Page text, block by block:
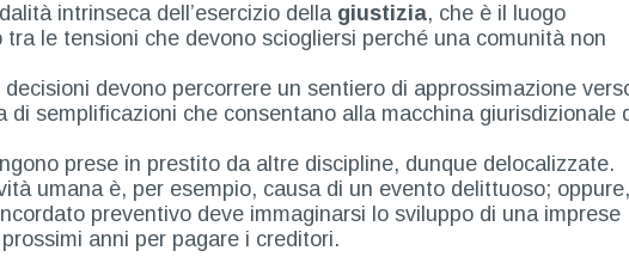
intrinseca dell’esercizio della giustizia, che è il luogo
le tensioni che devono sciogliersi perché una comunità non
devono percorrere un sentiero di approssimazione
di semplificazioni che consentano alla macchina giurisdizionale
prese in prestito da altre discipline, dunque delocalizzate.
umana è, per esempio, causa di un evento delittuoso; oppure,
preventivo deve immaginarsi lo sviluppo di una imprese
anni per pagare i creditori.